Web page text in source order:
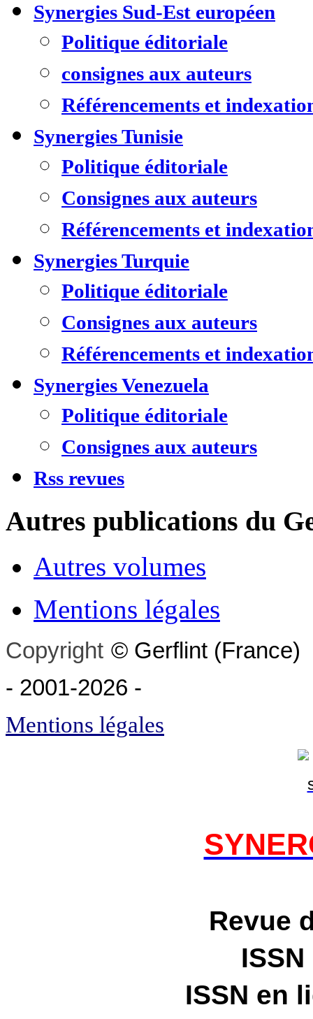
Synergies Sud-Est européen
Politique éditoriale
consignes aux auteurs
Référencements et
Synergies Tunisie
Politique éditoriale
Consignes aux auteurs
Référencements et
Synergies Turquie
Politique éditoriale
Consignes aux auteurs
Référencements et
Synergies Venezuela
Politique éditoriale
Consignes aux auteurs
Rss revues
Autres publications du
Autres volumes
Mentions légales
Copyright © Gerflint (France)
- 2001-2026 -
Mentions légales
Revue
ISSN
ISSN en